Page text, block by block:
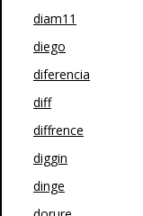
diam11
diego
diferencia
diff
diffrence
diggin
dinge